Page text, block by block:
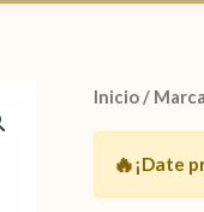
Inicio/
🔥¡Date